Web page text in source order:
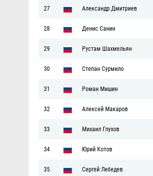
27 Александр Дмитриев
28 Денис Санин
29 Рустам Шахмельян
30 Степан Сурмило
31 Роман Мишин
32 Алексей Макаров
33 Михаил Глухов
34 Юрий Котов
35 Сергей Лебедев